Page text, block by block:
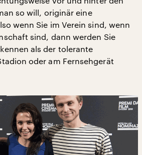
so will, originär eine
wenn Sie im Verein sind, wenn
sind, dann werden Sie
als der tolerante
oder am Fernsehgerät